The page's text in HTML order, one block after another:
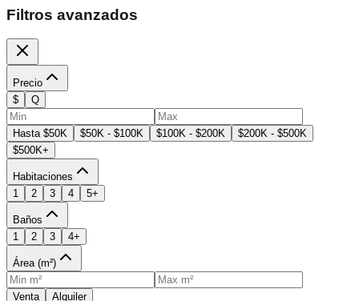
Filtros avanzados
Precio
$
Q
Hasta $50K $50K - $100K $100K - $200K
$200K - $500K
$500K+
Habitaciones
1
2 3 4 5+
Baños
1
2 3 4+
Área (m²)
Venta Alquiler